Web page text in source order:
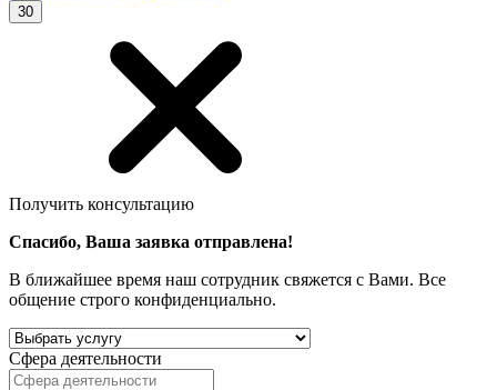
30
Получить консультацию
Спасибо, Ваша заявка отправлена!
В ближайшее время наш сотрудник свяжется с Вами. Все
общение строго конфиденциально.
Сфера деятельности